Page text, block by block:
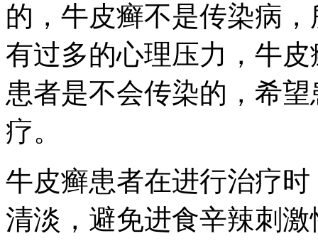
的，牛皮癣不是传染病
有过多的心理压力，牛
患者是不会传染的，希
疗。
牛皮癣患者在进行治疗
清淡，避免进食辛辣刺